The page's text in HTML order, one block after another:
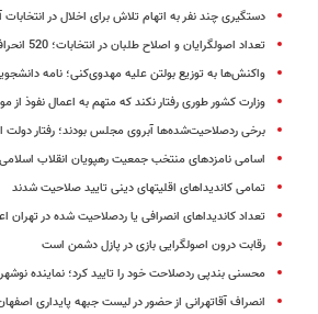
دستگیری چند نفر به اتهام تلاش برای اخلال در انتخابات
تعداد اصولگرایان و اصلاح طلبان در انتخابات؛ 520 انحرافی کاندیدا شدند
واکنش‌ها به توزیع بولتن علیه مهدوی‌کنی؛ نامه
وزارت کشور طوری رفتار نکند که متهم به اعمال نفوذ
برخی ردصلاحیت‌شده‌ها آبروی مجلس بودند؛ رفتار دولت
اسامی نامزدهای منتخب جمعیت رهپویان انقلاب اسلامی
تمامی کاندیداهای اقلیتهای دینی تایید صلاحیت شدند
تعداد کاندیداهای انصرافی یا ردصلاحیت شده در تهران
رقابت درون اصولگرایی بازی در پازل دشمن است
محسنی بندپی ردصلاحت خود را تایید کرد؛ نماینده
انصراف آقاتهرانی از حضور در لیست جبهه پایداری